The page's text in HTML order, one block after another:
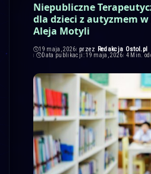
Niepubliczne
dla dzieci z autyzmem w
Aleja Motyli
19 maja, 2026Posted
by
przez Redakcja Ostol.pl
Data publikacji: 19 maja, 2026 4 Min.